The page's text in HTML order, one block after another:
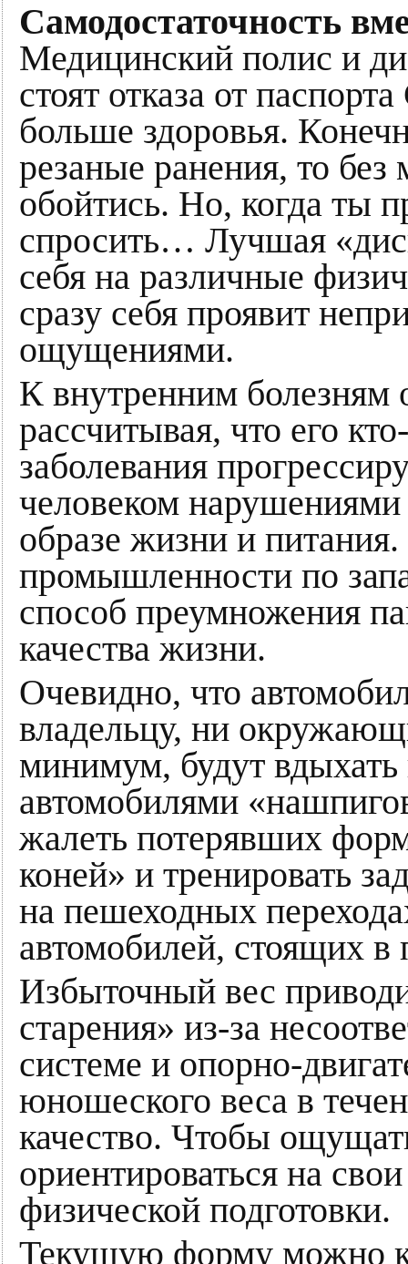
Самодостаточность
Медицинский полис и
стоят отказа от
больше здоровья.
резаные ранения, то
обойтись. Но, когда ты
спросить… Лучшая
себя на различные
сразу себя проявит
ощущениями.
К внутренним болезням
рассчитывая, что его
заболевания
человеком
образе жизни и
промышленности по
способ преумножения
качества жизни.
Очевидно, что
владельцу, ни
минимум, будут
автомобилями
жалеть потерявших
коней» и тренировать
на пешеходных
автомобилей, стоящих в
Избыточный вес
старения» из-за
системе и опорно-
юношеского веса в
качество. Чтобы
ориентироваться на
физической подготовки.
Текущую форму можно